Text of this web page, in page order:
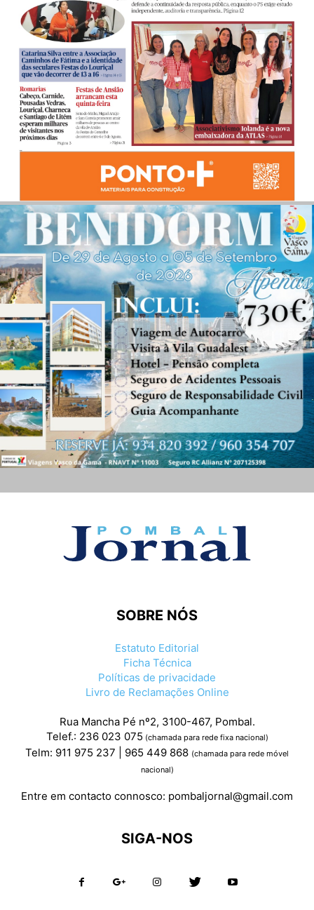
SOBRE NÓS
Estatuto Editorial
Ficha Técnica
Políticas de privacidade
Livro de Reclamações Online
Rua Mancha Pé nº2, 3100-467, Pombal.
Telef.: 236 023 075 (chamada para rede fixa nacional)
Telm: 911 975 237 | 965 449 868 (chamada para rede móvel
nacional)
Entre em contacto connosco: pombaljornal@gmail.com
SIGA-NOS